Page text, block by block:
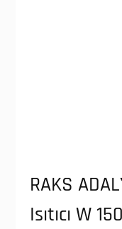
RAKS
Isıtıcı W